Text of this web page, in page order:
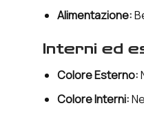
Alimentazione:
interni ed
Colore Esterno:
Colore Interni: